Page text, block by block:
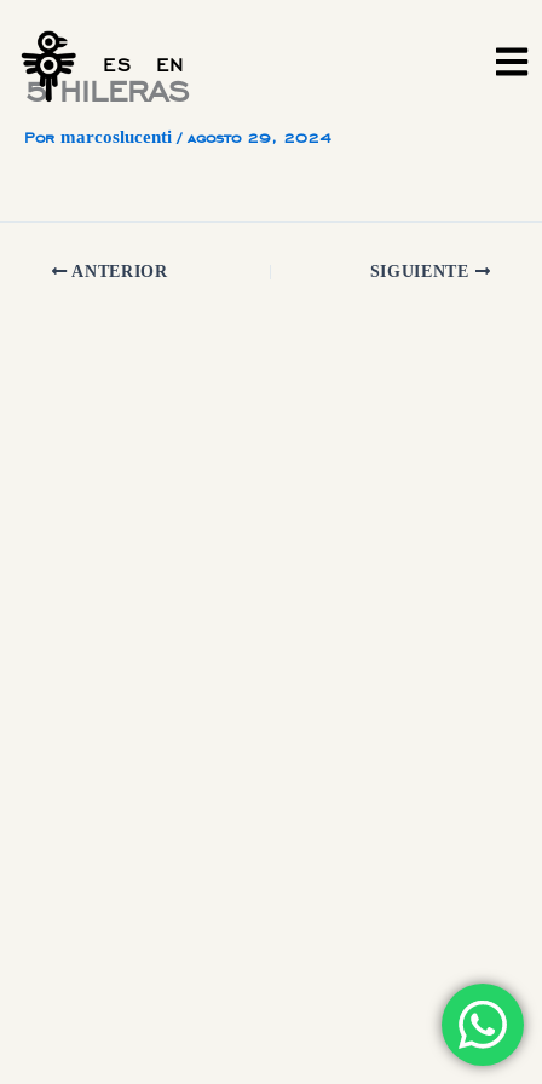
contenido
ES EN
5 HILERAS
Por marcoslucenti /agosto 29, 2024
ANTERIOR SIGUIENTE